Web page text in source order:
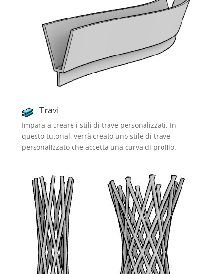
Travi
Impara a creare i stili di trave personalizzati. In
questo tutorial, verrà creato uno stile di trave
personalizzato che accetta una curva di profilo.